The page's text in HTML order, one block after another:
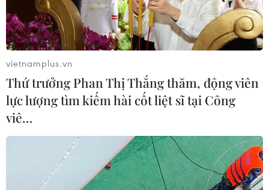
Giá dầu thế giới đi xuống do lo ngại nhu
cầu năng lượng giảm
vietnamplus.vn
Thứ trưởng Phan Thị Thắng thăm, động viên
lực lượng tìm kiếm hài cốt liệt sĩ tại Công
viê…